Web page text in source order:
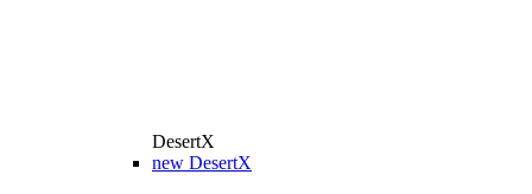
DesertX
new DesertX